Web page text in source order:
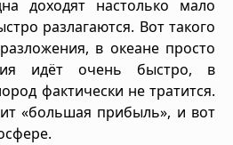
доходят настолько мало
разлагаются. Вот такого
в океане просто
идёт очень быстро, в
фактически не тратится.
«большая прибыль», и вот